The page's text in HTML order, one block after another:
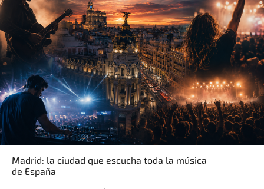
Madrid: la ciudad que escucha toda la música
de España